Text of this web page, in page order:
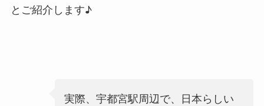
とご紹介します♪
実際、宇都宮駅周辺で、日本らしい